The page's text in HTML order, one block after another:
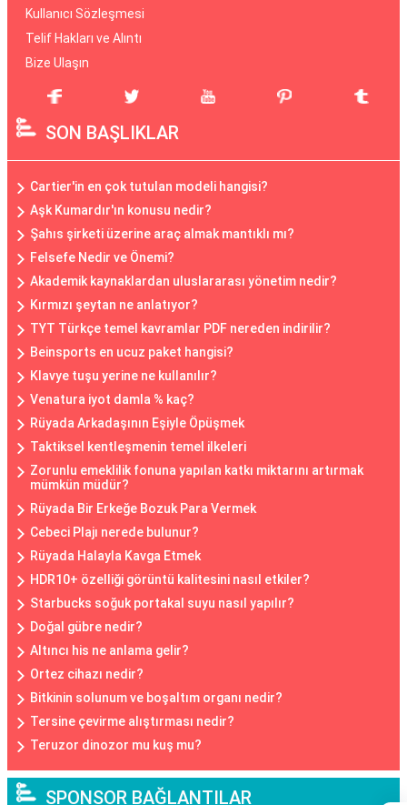
Kullanıcı Sözleşmesi
Telif Hakları ve Alıntı
Bize Ulaşın
SON BAŞLIKLAR
Cartier'in en çok tutulan modeli hangisi?
Aşk Kumardır'ın konusu nedir?
Şahıs şirketi üzerine araç almak mantıklı mı?
Felsefe Nedir ve Önemi?
Akademik kaynaklardan uluslararası yönetim nedir?
Kırmızı şeytan ne anlatıyor?
TYT Türkçe temel kavramlar PDF nereden indirilir?
Beinsports en ucuz paket hangisi?
Klavye tuşu yerine ne kullanılır?
Venatura iyot damla % kaç?
Rüyada Arkadaşının Eşiyle Öpüşmek
Taktiksel kentleşmenin temel ilkeleri
Zorunlu emeklilik fonuna yapılan katkı miktarını artırmak
mümkün müdür?
Rüyada Bir Erkeğe Bozuk Para Vermek
Cebeci Plajı nerede bulunur?
Rüyada Halayla Kavga Etmek
HDR10+ özelliği görüntü kalitesini nasıl etkiler?
Starbucks soğuk portakal suyu nasıl yapılır?
Doğal gübre nedir?
Altıncı his ne anlama gelir?
Ortez cihazı nedir?
Bitkinin solunum ve boşaltım organı nedir?
Tersine çevirme alıştırması nedir?
Teruzor dinozor mu kuş mu?
SPONSOR BAĞLANTILAR